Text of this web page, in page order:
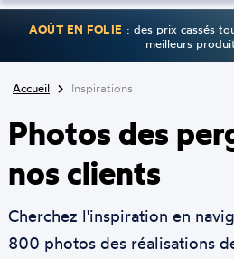
AOÛT EN FOLIE : des prix cassés
meilleurs
Accueil Inspirations
Photos des
nos clients
Cherchez l'inspiration en
800 photos des réalisations